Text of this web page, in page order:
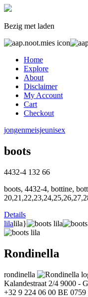
Bezig met laden
Home
Explore
About
Disclaimer
My Account
Cart
Checkout
jongenmeisjeunisex
boots
4432-4 132 66
boots, 4432-4, bottine,
Details
lilalila}
Rondinella
rondinella
Kalandestraat 2/4 9000 -
+32 9 224 06 00 BE 0759